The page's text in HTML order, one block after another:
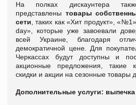
На полках дискаунтера
представлены товары
сети, таких как «Хит продукт»,
day», которые уже завоевали
всей Украине, благодаря
демократичной цене. Для
Черкассах будут доступны и
акционные предложения, такие
скидки и акции на сезонные товары
Дополнительные услуги: